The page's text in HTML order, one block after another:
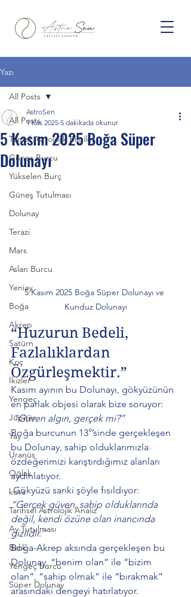
Yazı
All Posts
Temel Astrolojik Bilgiler
Güneş Burcu
Yükselen Burç
Güneş Tutulması
Dolunay
Terazi
Mars
Aslan Burcu
Yeniay
Boğa
Akrep
Satürn
Koç
İkizler
Yengeç
Jüpiter
Yay
Uranüs
Oğlak
kova
Tarihsel Astrolojik Analiz
Ay Tutulması
Balık
Yengeç burcu
Süper Dolunay
All Posts
5 Kasım 2025 Boğa Süper
Dolunayı
AstroSen
1 Kas 2025 5 dakikada okunur
5 Kasım 2025 Boğa Süper Dolunayı ve
Kunduz Dolunayı
“Huzurun Bedeli,
Fazlalıklardan
Özgürleşmektir.”
Kasım ayının bu Dolunayı, gökyüzünün
en parlak objesi olarak bize soruyor:
“Güven algın, gerçek mi?”
Boğa burcunun 13°’sinde gerçekleşen
bu Dolunay, sahip olduklarımızla
özdeğerimizi karıştırdığımız alanları
aydınlatıyor.
Gökyüzü sanki şöyle fısıldıyor:
“Gerçek güven, sahip olduklarında
değil, kendi özüne olan inancında
gizlidir.”
Boğa-Akrep aksında gerçekleşen bu
Dolunay, “benim olan” ile “bizim
olan”, “sahip olmak” ile “bırakmak”
arasındaki dengeyi hatırlatıyor.